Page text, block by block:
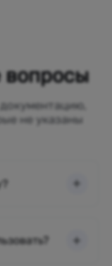
вопросы
не указаны